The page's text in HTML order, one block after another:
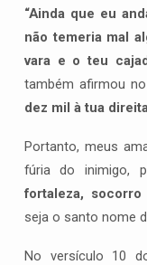
“Ainda que eu
não temeria mal
vara e o teu
também afirmou
dez mil à tua
Portanto, meus
fúria do inimigo,
fortaleza,
seja o santo nome
No versículo 10